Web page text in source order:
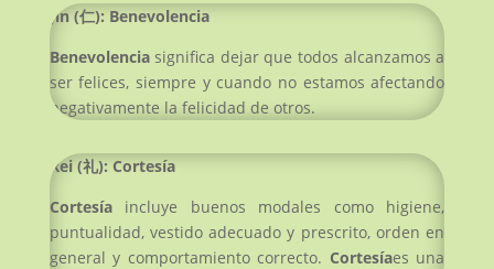
Jin (仁): Benevolencia
Benevolenciasignifica dejar que todos alcanzamos a
ser felices, siempre y cuando no estamos afectando
negativamente la felicidad de otros.
Rei (礼): Cortesía
Cortesíaincluye buenos modales como higiene,
puntualidad, vestido adecuado y prescrito, orden en
general y comportamiento correcto. Cortesíaes una